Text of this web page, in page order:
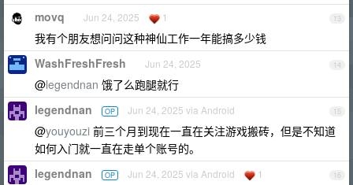
13
movq Jun 24, 2025 1
我有个朋友想问问这种神仙工作一年能搞多少钱
14
WashFreshFresh Jun 24, 2025
@legendnan 饿了么跑腿就行
15
legendnan OP Jun 24, 2025 via Android
@youyouzi 前三个月到现在一直在关注游戏搬砖，但是不知道
如何入门就一直在走单个账号的。
16
legendnan OP Jun 24, 2025 via Android 1